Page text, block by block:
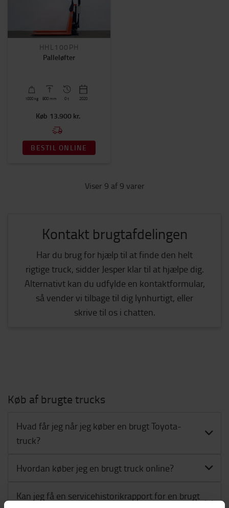
HHL100PH
Palleløfter
1000 kg 800 mm 0 t 2020
Køb 13.900 kr.
BESTIL ONLINE
Viser 9 af 9 varer
Kontakt brugtafdelingen
Har du brug for hjælp til at finde den helt
rigtige truck, sidder Jesper klar til at hjælpe dig.
Alternativt kan du udfylde en kontaktformular,
så vender vi tilbage til dig lynhurtigt, eller
skrive til os i chatten.
Køb af brugte trucks
Hvad får jeg når jeg køber en brugt Toyota-
truck?
Hvordan køber jeg en brugt truck online?
Kan jeg få en servicehistorikrapport for en brugt